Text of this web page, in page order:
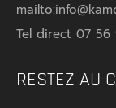
Tel direct 07 56
RESTEZ AU